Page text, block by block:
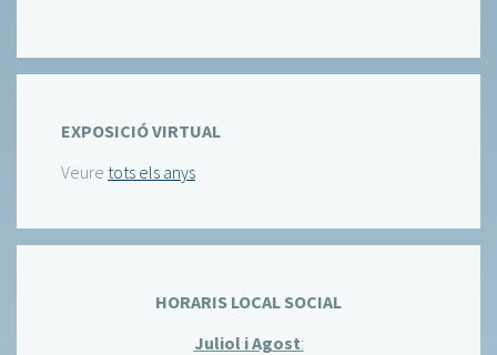
EXPOSICIÓ VIRTUAL
Veure tots els anys
HORARIS LOCAL SOCIAL
Juliol i Agost: